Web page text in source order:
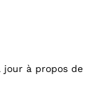
jour à propos de